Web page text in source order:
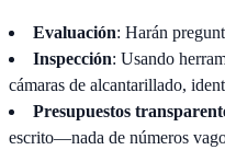
Evaluación: Harán
Inspección: Usando
cámaras de alcantarillado,
Presupuestos
escrito—nada de números